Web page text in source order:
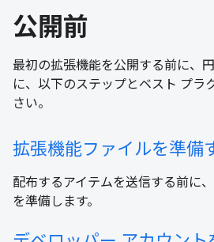
公開前
最初の拡張機能を公開する前に、
に、以下のステップとベスト プラ
さい。
拡張機能ファイルを準備
配布するアイテムを送信する前に
を準備します。